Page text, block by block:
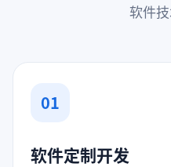
软件技
01
软件定制开发